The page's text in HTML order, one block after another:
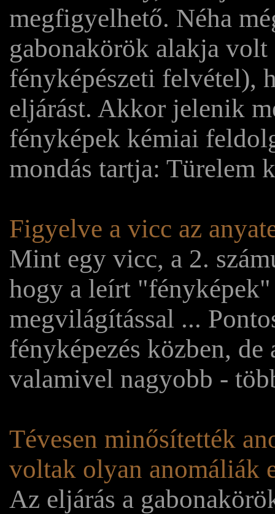
megfigyelhető. Néha
gabonakörök alakja
fényképészeti felvétel),
eljárást. Akkor jelenik
fényképek kémiai
mondás tartja: Türelem
Figyelve a vicc az
Mint egy vicc, a 2.
hogy a leírt
megvilágítással ...
fényképezés közben,
valamivel nagyobb -
Tévesen minősítették
voltak olyan anomáliák
Az eljárás a